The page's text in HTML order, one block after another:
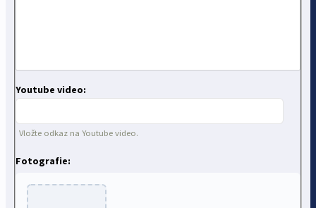
Youtube video:
Vložte odkaz na Youtube video.
Fotografie: